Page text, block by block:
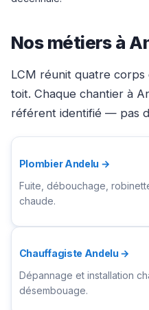
Nos métiers à
LCM réunit quatre corps
toit. Chaque chantier à
référent identifié — pas
Plombier Andelu →
Fuite, débouchage,
chaude.
Chauffagiste Andelu →
Dépannage et installation
désembouage.